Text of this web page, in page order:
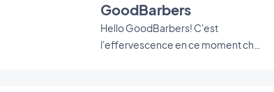
GoodBarbers
Hello GoodBarbers! C'est
l'effervescence en ce moment chez